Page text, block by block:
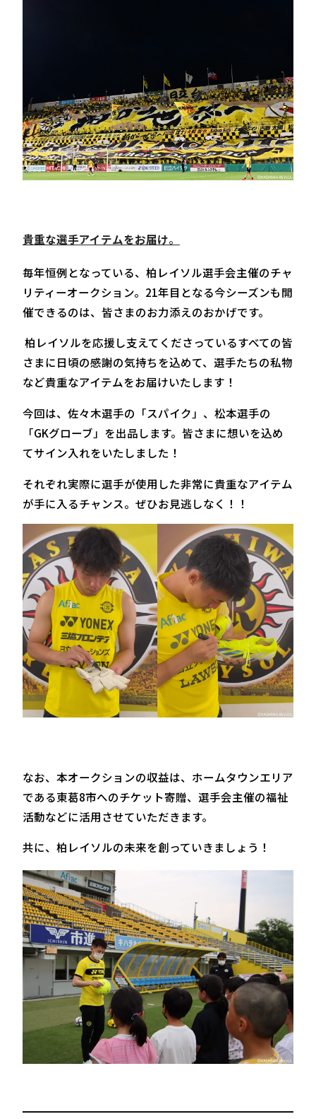
貴重な選手アイテムをお届け。
毎年恒例となっている、柏レイソル選手会主催のチャ
リティーオークション。21年目となる今シーズンも開
催できるのは、皆さまのお力添えのおかげです。
柏レイソルを応援し支えてくださっているすべての皆
さまに日頃の感謝の気持ちを込めて、選手たちの私物
など貴重なアイテムをお届けいたします！
今回は、佐々木選手の「スパイク」、松本選手の
「GKグローブ」を出品します。皆さまに想いを込め
てサイン入れをいたしました！
それぞれ実際に選手が使用した非常に貴重なアイテム
が手に入るチャンス。ぜひお見逃しなく！！
なお、本オークションの収益は、ホームタウンエリア
である東葛8市へのチケット寄贈、選手会主催の福祉
活動などに活用させていただきます。
共に、柏レイソルの未来を創っていきましょう！